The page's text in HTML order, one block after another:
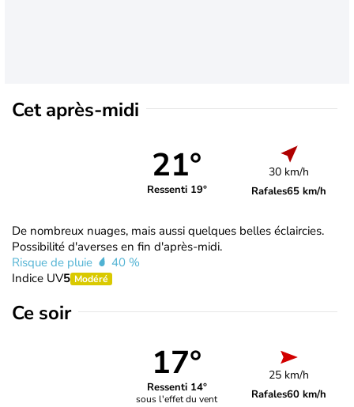
Cet après-midi
21°
Ressenti 19°
30 km/h
Rafales65 km/h
De nombreux nuages, mais aussi quelques belles éclaircies.
Possibilité d'averses en fin d'après-midi.
Risque de pluie
40 %
Indice UV5 Modéré
Ce soir
17°
Ressenti 14°
sous l'effet du vent
25 km/h
Rafales60 km/h